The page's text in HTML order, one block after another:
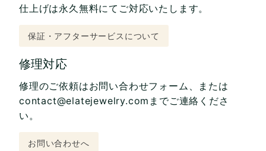
仕上げは永久無料にてご対応いたします。
保証・アフターサービスについて
修理対応
修理のご依頼はお問い合わせフォーム、または
contact@elatejewelry.comまでご連絡くださ
い。
お問い合わせへ